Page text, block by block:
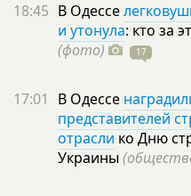
18:45 В Одессе
и утонула: кто за
(фото)
17
17:01 В Одессе
представителей
отрасли ко Дню
Украины